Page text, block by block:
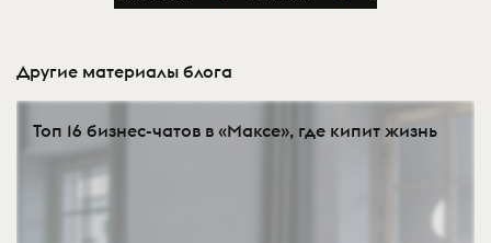
Другие материалы блога
Топ 16 бизнес-чатов в «Максе», где кипит жизнь